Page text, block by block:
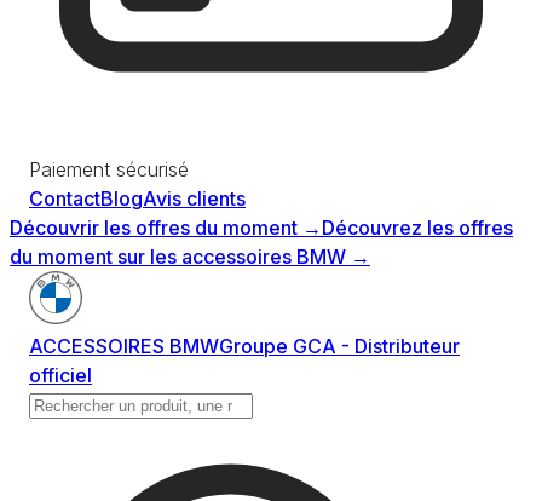
Paiement sécurisé
ContactBlogAvis clients
Découvrir les offres du moment → Découvrez les offres
du moment sur les accessoires BMW →
ACCESSOIRES BMWGroupe GCA - Distributeur
officiel